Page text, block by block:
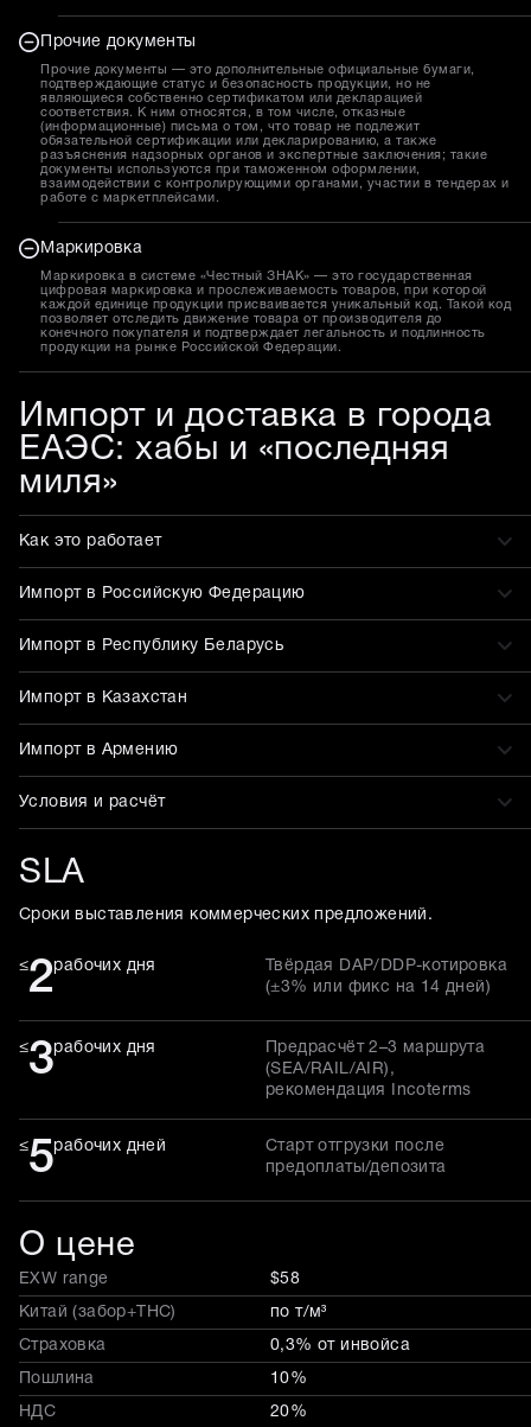
Прочие документы
Прочие документы — это дополнительные официальные бумаги,
подтверждающие статус и безопасность продукции, но не
являющиеся собственно сертификатом или декларацией
соответствия. К ним относятся, в том числе, отказные
(информационные) письма о том, что товар не подлежит
обязательной сертификации или декларированию, а также
разъяснения надзорных органов и экспертные заключения; такие
документы используются при таможенном оформлении,
взаимодействии с контролирующими органами, участии в тендерах и
работе с маркетплейсами.
Маркировка
Маркировка в системе «Честный ЗНАК» — это государственная
цифровая маркировка и прослеживаемость товаров, при которой
каждой единице продукции присваивается уникальный код. Такой код
позволяет отследить движение товара от производителя до
конечного покупателя и подтверждает легальность и подлинность
продукции на рынке Российской Федерации.
Импорт и доставка в города
ЕАЭС: хабы и «последняя
миля»
Как это работает
Импорт в Российскую Федерацию
Импорт в Республику Беларусь
Импорт в Казахстан
Импорт в Армению
Условия и расчёт
SLA
Сроки выставления коммерческих предложений.
≤2рабочих дня
Твёрдая DAP/DDP-котировка
(±3% или фикс на 14 дней)
≤3рабочих дня
Предрасчёт 2–3 маршрута
(SEA/RAIL/AIR),
рекомендация Incoterms
≤5рабочих дней
Старт отгрузки после
предоплаты/депозита
О цене
EXW range $58
Китай (забор+THC) по т/м³
Страховка 0,3% от инвойса
Пошлина 10%
НДС 20%